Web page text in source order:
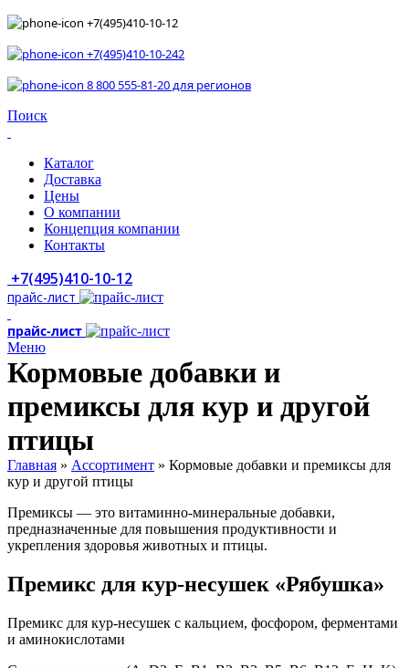
+7(495)410-10-12
+7(495)410-10-242
8 800 555-81-20 для регионов
Поиск
Каталог
Доставка
Цены
О компании
Концепция компании
Контакты
+7(495)410-10-12
прайс-лист
прайс-лист
Меню
Кормовые добавки и
премиксы для кур и другой
птицы
Главная » Ассортимент » Кормовые добавки и премиксы для
кур и другой птицы
Премиксы — это витаминно-минеральные добавки,
предназначенные для повышения продуктивности и
укрепления здо­ровья животных и птицы.
Премикс для кур-несушек «Рябушка»
Премикс для кур-несушек с кальцием, фосфором, ферментами
и аминокислотами